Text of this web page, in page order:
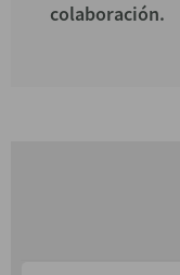
colaboración.